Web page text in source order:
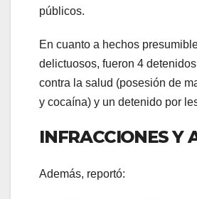
públicos.
En cuanto a hechos
delictuosos, fueron 4
contra la salud (posesión de
y cocaína) y un detenido por
INFRACCIONES Y
Además, reportó: